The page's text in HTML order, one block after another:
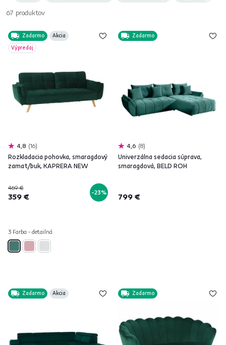
67 produktov
Zadarmo
Akcia
Výpredaj
4,8 16
Rozkladacia pohovka, smaragdový
zamat/buk, KAPRERA NEW
469 €
359 € -23%
3 Farba - detailná
Zadarmo
4,6 8
Univerzálna sedacia súprava,
smaragdová, BELD ROH
799 €
Zadarmo Akcia Zadarmo